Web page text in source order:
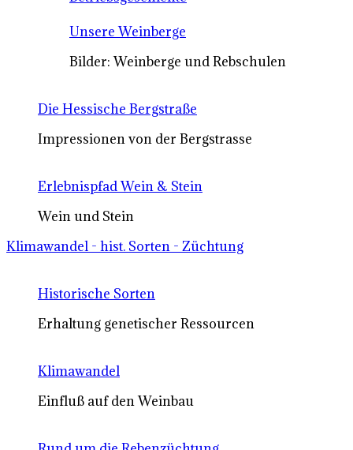
Unsere Weinberge
Bilder: Weinberge und Rebschulen
Die Hessische Bergstraße
Impressionen von der Bergstrasse
Erlebnispfad Wein & Stein
Wein und Stein
Klimawandel - hist. Sorten - Züchtung
Historische Sorten
Erhaltung genetischer Ressourcen
Klimawandel
Einfluß auf den Weinbau